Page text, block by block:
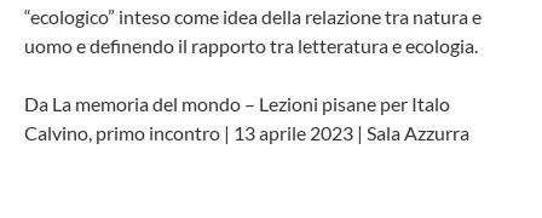
“ecologico” inteso come idea della relazione tra natura e
uomo e definendo il rapporto tra letteratura e ecologia.
Da La memoria del mondo – Lezioni pisane per Italo
Calvino, primo incontro | 13 aprile 2023 | Sala Azzurra